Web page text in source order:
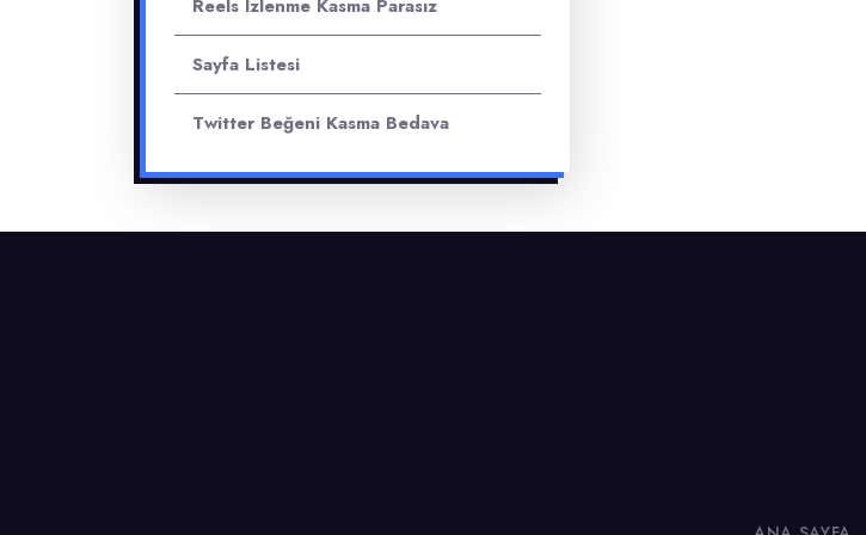
Reels Izlenme Kasma Parasız
Sayfa Listesi
Twitter Beğeni Kasma Bedava